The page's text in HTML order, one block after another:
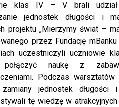
klas IV – V brali
jednostek długości i
projektu „Mierzymy świat –
przez Fundację
uczestniczyli uczniowie
połączyć naukę z
Podczas
zamiany jednostek długości
tę wiedzę w atrakcyjnych